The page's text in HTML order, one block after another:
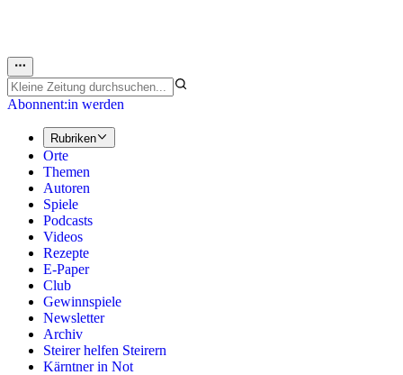
Abonnent:in werden
Rubriken
Orte
Themen
Autoren
Spiele
Podcasts
Videos
Rezepte
E-Paper
Club
Gewinnspiele
Newsletter
Archiv
Steirer helfen Steirern
Kärntner in Not